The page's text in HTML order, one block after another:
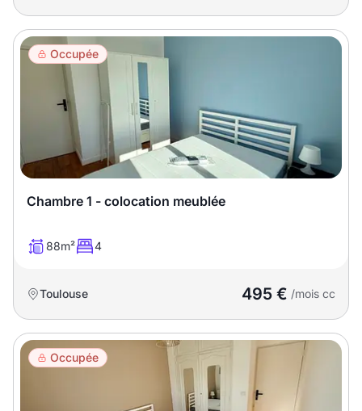
Occupée
Chambre 1 - colocation meublée
88m² 4
Toulouse 495 € /mois cc
Occupée